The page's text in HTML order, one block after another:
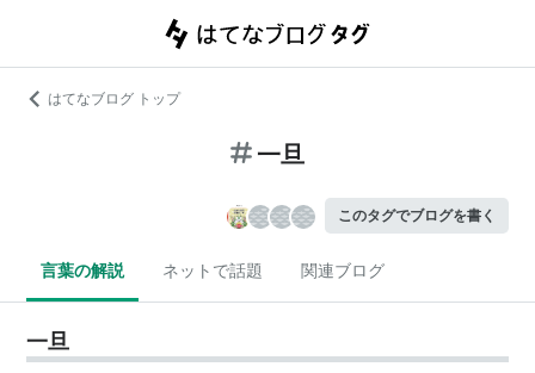
はてなブログ トップ
一旦
このタグでブログを書く
言葉の解説 ネットで話題 関連ブログ
一旦